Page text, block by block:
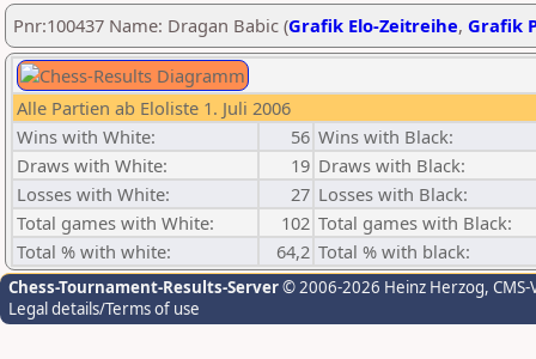
Pnr:100437 Name: Dragan Babic (Grafik Elo-Zeitreihe, Grafik
Alle Partien ab Eloliste 1. Juli 2006
Wins with White:
56 Wins with Black:
Draws with White:
19 Draws with Black:
Losses with White:
27 Losses with Black:
Total games with White:
102 Total games with Black:
Total % with white:
64,2 Total % with black:
Chess-Tournament-Results-Server© 2006-2026 Heinz Herzog,
Legal details/Terms of use